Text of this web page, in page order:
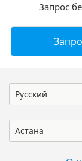
Запрос
Русский
Астана